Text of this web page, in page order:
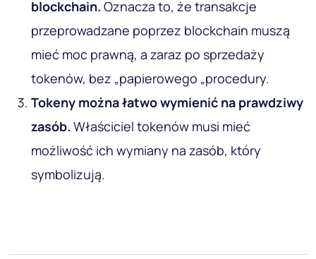
blockchain. Oznacza to, że transakcje
przeprowadzane poprzez blockchain muszą
mieć moc prawną, a zaraz po sprzedaży
tokenów, bez „papierowego „procedury.
Tokeny można łatwo wymienić na prawdziwy
zasób. Właściciel tokenów musi mieć
możliwość ich wymiany na zasób, który
symbolizują.